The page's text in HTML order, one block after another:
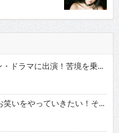
ドラマに出演！苦境を乗...
いをやっていきたい！そ...